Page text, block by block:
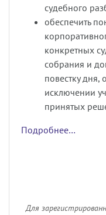
судебного
обеспечить
конкретных
собрания и
повестку дня,
исключении
принятых
Подробнее…
Для